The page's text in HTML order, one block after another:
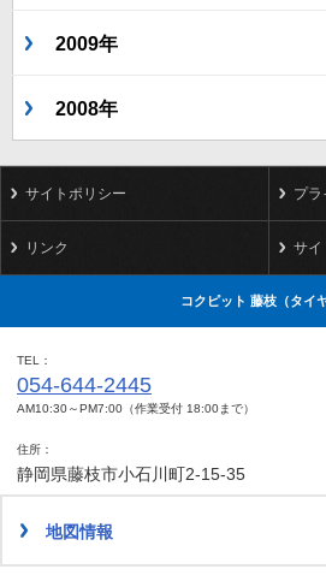
2009年
2008年
サイトポリシー プラ
リンク サイ
コクピット 藤枝（タイ
TEL
054-644-2445
AM10:30～PM7:00（作業受付 18:00まで）
住所
静岡県藤枝市小石川町2-15-35
地図情報